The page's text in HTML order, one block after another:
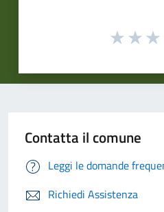
Contatta il comune
Leggi le domande
Richiedi Assistenza